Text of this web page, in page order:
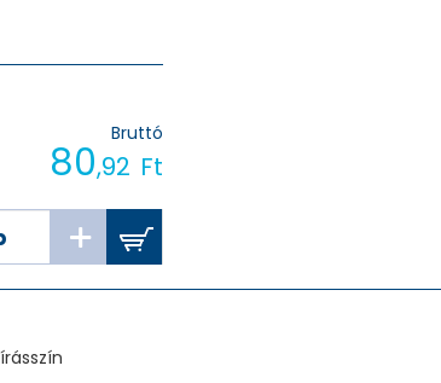
Bruttó
80,92 Ft